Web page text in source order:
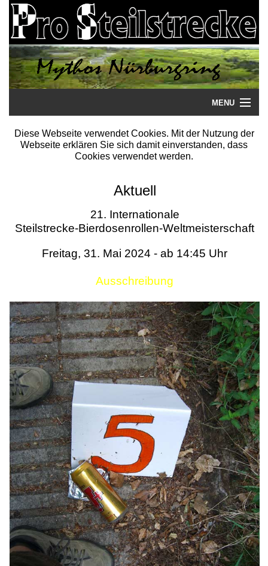
MENU
Startseite
Literatur
Termine
Diese Webseite verwendet Cookies. Mit der Nutzung der
Webseite erklären Sie sich damit einverstanden, dass
Cookies verwendet werden.
Aktuell
21. Internationale
Steilstrecke-Bierdosenrollen-Weltmeisterschaft
Freitag, 31. Mai 2024 - ab 14:45 Uhr
Ausschreibung